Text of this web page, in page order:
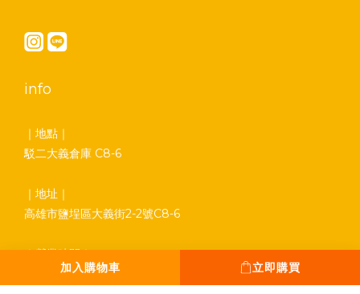
加入購物車 立即購買
info
｜地點｜
駁二大義倉庫 C8-6
｜地址｜
高雄市鹽埕區大義街2-2號C8-6
｜營業時間｜
平日 13:00 - 18:00